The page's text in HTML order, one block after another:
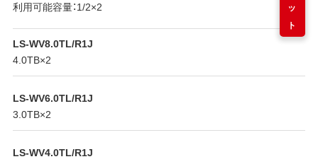
利用可能容量：1/2×2
LS-WV8.0TL/R1J
4.0TB×2
LS-WV6.0TL/R1J
3.0TB×2
LS-WV4.0TL/R1J